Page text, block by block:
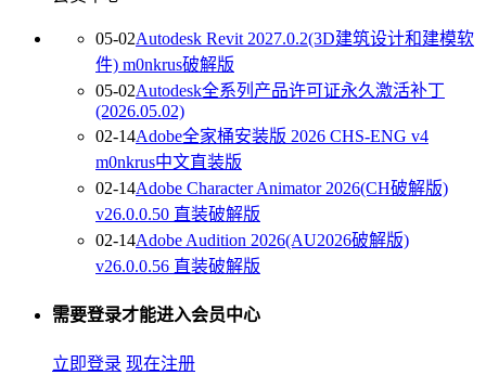
05-02Autodesk Revit 2027.0.2(3D建筑设计和建模软
件) m0nkrus破解版
05-02Autodesk全系列产品许可证永久激活补丁
(2026.05.02)
02-14Adobe全家桶安装版 2026 CHS-ENG v4
m0nkrus中文直装版
02-14Adobe Character Animator 2026(CH破解版)
v26.0.0.50 直装破解版
02-14Adobe Audition 2026(AU2026破解版)
v26.0.0.56 直装破解版
需要登录才能进入会员中心
立即登录 现在注册